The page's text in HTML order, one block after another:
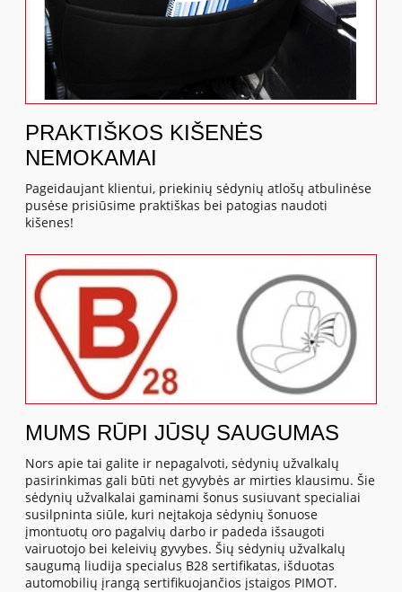
PRAKTIŠKOS KIŠENĖS
NEMOKAMAI
Pageidaujant klientui, priekinių sėdynių atlošų atbulinėse
pusėse prisiūsime praktiškas bei patogias naudoti
kišenes!
MUMS RŪPI JŪSŲ SAUGUMAS
Nors apie tai galite ir nepagalvoti, sėdynių užvalkalų
pasirinkimas gali būti net gyvybės ar mirties klausimu. Šie
sėdynių užvalkalai gaminami šonus susiuvant specialiai
susilpninta siūle, kuri neįtakoja sėdynių šonuose
įmontuotų oro pagalvių darbo ir padeda išsaugoti
vairuotojo bei keleivių gyvybes. Šių sėdynių užvalkalų
saugumą liudija specialus B28 sertifikatas, išduotas
automobilių įrangą sertifikuojančios įstaigos PIMOT.